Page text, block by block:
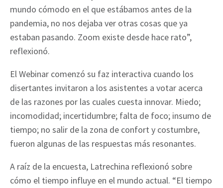
mundo cómodo en el que estábamos antes de la
pandemia, no nos dejaba ver otras cosas que ya
estaban pasando. Zoom existe desde hace rato”,
reflexionó.
El Webinar comenzó su faz interactiva cuando los
disertantes invitaron a los asistentes a votar acerca
de las razones por las cuales cuesta innovar. Miedo;
incomodidad; incertidumbre; falta de foco; insumo de
tiempo; no salir de la zona de confort y costumbre,
fueron algunas de las respuestas más resonantes.
A raíz de la encuesta, Latrechina reflexionó sobre
cómo el tiempo influye en el mundo actual. “El tiempo